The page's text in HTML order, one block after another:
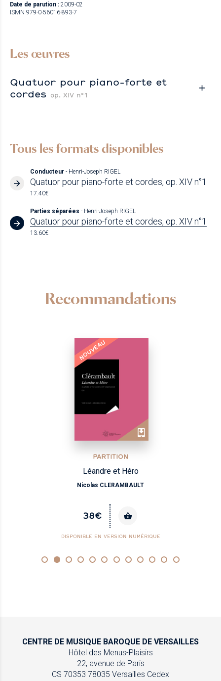
Date de parution : 2009-02
ISMN 979-0-56016-893-7
Les œuvres
Quatuor pour piano-forte et
cordes
op. XIV n°1
Tous les formats disponibles
Conducteur - Henri-Joseph RIGEL
Quatuor pour piano-forte et cordes, op. XIV n°1
17.40€
Parties séparées - Henri-Joseph RIGEL
Quatuor pour piano-forte et cordes, op. XIV n°1
13.60€
Recommandations
NOUVEAU
PARTITION
Léandre et Héro
Nicolas CLERAMBAULT
38€
DISPONIBLE EN VERSION NUMÉRIQUE
CENTRE DE MUSIQUE BAROQUE DE VERSAILLES
Hôtel des Menus-Plaisirs
22, avenue de Paris
CS 70353 78035 Versailles Cedex